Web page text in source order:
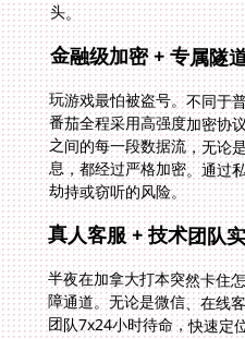
头。
金融级加密 + 专属隧
玩游戏最怕被盗号。不同于
番茄全程采用高强度加密协
之间的每一段数据流，无论
息，都经过严格加密。通过
劫持或窃听的风险。
真人客服 + 技术团队
半夜在加拿大打本突然卡住
障通道。无论是微信、在线
团队7x24小时待命，快速
用在论坛大海捞针找攻略，